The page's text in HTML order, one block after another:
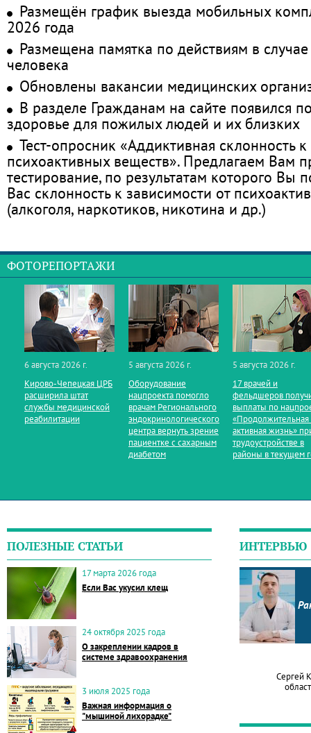
Размещён график выезда мобильных
2026 года
Размещена памятка по действиям в
человека
Обновлены вакансии медицинских
В разделе Гражданам на сайте появился
здоровье для пожилых людей и их близких
Тест-опросник «Аддиктивная склонность
психоактивных веществ». Предлагаем Вам
тестирование, по результатам которого Вы
Вас склонность к зависимости от
(алкоголя, наркотиков, никотина и др.)
ФОТОРЕПОРТАЖИ
6 августа 2026 г.
Кирово‑Чепецкая ЦРБ
расширила штат
службы медицинской
реабилитации
5 августа 2026 г.
Оборудование
нацпроекта помогло
врачам Регионального
эндокринологического
центра вернуть зрение
пациентке с сахарным
диабетом
5 августа 2026 г.
17 врачей и
фельдшеров
выплаты по
«Продолжительная
активная жизнь»
трудоустройстве в
районы в текущем
ПОЛЕЗНЫЕ СТАТЬИ
17 марта 2026 года
Если Вас укусил клещ
24 октября 2025 года
О закреплении кадров в
системе здравоохранения
3 июля 2025 года
Важная информация о
"мышиной лихорадке"
ИНТЕРВЬЮ
Сергей